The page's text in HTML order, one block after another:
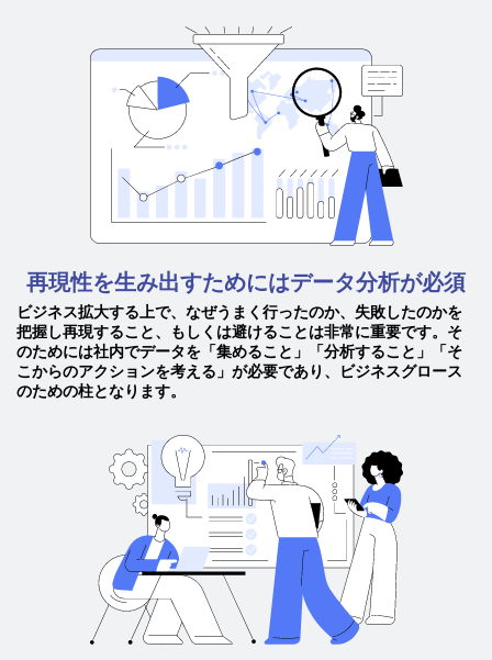
再現性を生み出すためにはデータ分析が必須
ビジネス拡大する上で、なぜうまく行ったのか、失敗したのかを
把握し再現すること、もしくは避けることは非常に重要です。そ
のためには社内でデータを「集めること」「分析すること」「そ
こからのアクションを考える」が必要であり、ビジネスグロース
のための柱となります。